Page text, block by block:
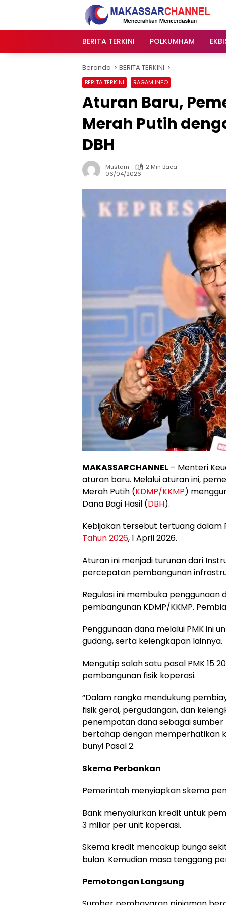
BERITA TERKINI
POLKUMHAM
Beranda BERITA TERKINI
BERITA TERKINI RAGAM INFO
Aturan Baru,
Merah Putih
DBH
Mustam
2 Min Baca
06/04/2026
MAKASSARCHANNEL – Menteri
aturan baru. Melalui aturan ini,
Merah Putih (KDMP/KKMP)
Dana Bagi Hasil (DBH).
Kebijakan tersebut tertuang
Tahun 2026, 1 April 2026.
Aturan ini menjadi turunan dari
percepatan pembangunan
Regulasi ini membuka
pembangunan KDMP/KKMP.
Penggunaan dana melalui PMK ini
gudang, serta kelengkapan lainnya.
Mengutip salah satu pasal PMK 15
pembangunan fisik koperasi.
“Dalam rangka mendukung
fisik gerai, pergudangan, dan
penempatan dana sebagai
bertahap dengan memperhatikan
bunyi Pasal 2.
Skema Perbankan
Pemerintah menyiapkan skema
Bank menyalurkan kredit untuk
3 miliar per unit koperasi.
Skema kredit mencakup bunga
bulan. Kemudian masa tenggang
Pemotongan Langsung